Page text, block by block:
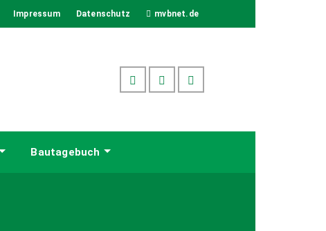
Impressum Datenschutz mvbnet.de
Bautagebuch